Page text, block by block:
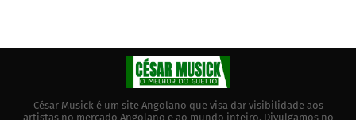
César Musick é um site Angolano que visa dar visibilidade aos
artistas no mercado Angolano e ao mundo inteiro, Divulgamos no